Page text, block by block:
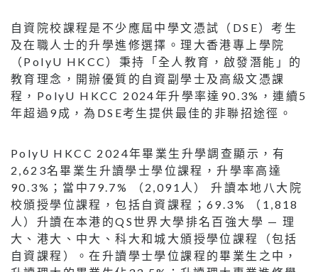
自資院校課程是不少應屆中學文憑試（DSE）考生
及在職人士的升學進修選擇。理大香港專上學院
（PolyU HKCC）秉持「全人教育，啟發潛能」的
教育理念，開辦優質的自資副學士及高級文憑課
程，PolyU HKCC 2024年升學率達90.3%，連續5
年超過9成，為DSE考生提供最佳的非聯招途徑。
PolyU HKCC 2024年畢業生升學調查顯示，有
2,623名畢業生升讀學士學位課程，升學率高達
90.3%；當中79.7% （2,091人） 升讀本地八大院
校頒授學位課程，包括自資課程；69.3% （1,818
人）升讀在本港的QS世界大學排名百強大學 — 理
大、港大、中大、科大和城大頒授學位課程（包括
自資課程）。在升讀學士學位課程的畢業生之中，